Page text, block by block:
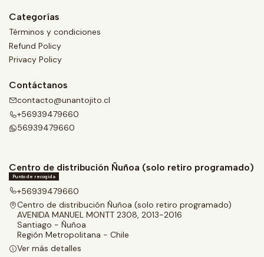
Categorías
Términos y condiciones
Refund Policy
Privacy Policy
Contáctanos
contacto@unantojito.cl
+56939479660
56939479660
Centro de distribución Ñuñoa (solo retiro programado)
Punto de recogida
+56939479660
Centro de distribución Ñuñoa (solo retiro programado)
AVENIDA MANUEL MONTT 2308, 2013-2016
Santiago - Ñuñoa
Región Metropolitana - Chile
Ver más detalles